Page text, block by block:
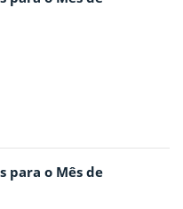
para o Mês de